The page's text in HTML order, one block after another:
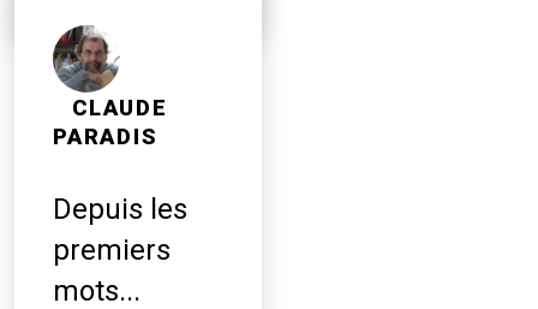
CLAUDE
PARADIS
Depuis les
premiers
mots...